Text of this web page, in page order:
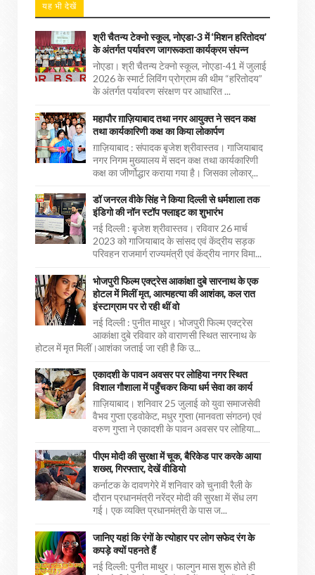
यह भी देखें
श्री चैतन्य टेक्नो स्कूल, नोएडा-3 में ‘मिशन हरितोदय’
के अंतर्गत पर्यावरण जागरूकता कार्यक्रम संपन्न
नोएडा। श्री चैतन्य टेक्नो स्कूल, नोएडा-41 में जुलाई
2026 के स्मार्ट लिविंग प्रोग्राम की थीम “हरितोदय”
के अंतर्गत पर्यावरण संरक्षण पर आधारित ...
महापौर ग़ाज़ियाबाद तथा नगर आयुक्त ने सदन कक्ष
तथा कार्यकारिणी कक्ष का किया लोकार्पण
ग़ाज़ियाबाद : संपादक बृजेश श्रीवास्तव। गाजियाबाद
नगर निगम मुख्यालय में सदन कक्ष तथा कार्यकारिणी
कक्ष का जीर्णोद्धार कराया गया है। जिसका लोकार्...
डॉ जनरल वीके सिंह ने किया दिल्ली से धर्मशाला तक
इंडिगो की नॉन स्टॉप फ्लाइट का शुभारंभ
नई दिल्ली : बृजेश श्रीवास्तव। रविवार 26 मार्च
2023 को गाजियाबाद के सांसद एवं केंद्रीय सड़क
परिवहन राजमार्ग राज्यमंत्री एवं केंद्रीय नागर विमा...
भोजपुरी फिल्म एक्ट्रेस आकांक्षा दुबे सारनाथ के एक
होटल में मिलीं मृत, आत्महत्या की आशंका, कल रात
इंस्टाग्राम पर रो रही थीं वो
नई दिल्ली : पुनीत माथुर। भोजपुरी फिल्म एक्ट्रेस
आकांक्षा दुबे रविवार को वाराणसी स्थित सारनाथ के
होटल में मृत मिलीं।आशंका जताई जा रही है कि उ...
एकादशी के पावन अवसर पर लोहिया नगर स्थित
विशाल गौशाला में पहुँचकर किया धर्म सेवा का कार्य
ग़ाज़ियाबाद। शनिवार 25 जुलाई को युवा समाजसेवी
वैभव गुप्ता एडवोकेट, मधुर गुप्ता (मानवता संगठन) एवं
वरुण गुप्ता ने एकादशी के पावन अवसर पर लोहिया...
पीएम मोदी की सुरक्षा में चूक, बैरिकेड पार करके आया
शख्स, गिरफ्तार, देखें वीडियो
कर्नाटक के दावणगेरे में शनिवार को चुनावी रैली के
दौरान प्रधानमंत्री नरेंद्र मोदी की सुरक्षा में सेंध लग
गई। एक व्यक्ति प्रधानमंत्री के पास ज...
जानिए यहां कि रंगों के त्योहार पर लोग सफेद रंग के
कपड़े क्यों पहनते हैं
नई दिल्ली: पुनीत माथुर। फाल्गुन मास शुरू होते ही